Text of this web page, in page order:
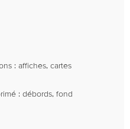
: affiches, cartes
: débords, fond